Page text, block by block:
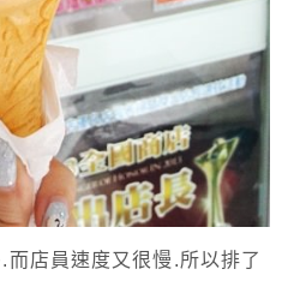
店員速度又很慢.所以排了